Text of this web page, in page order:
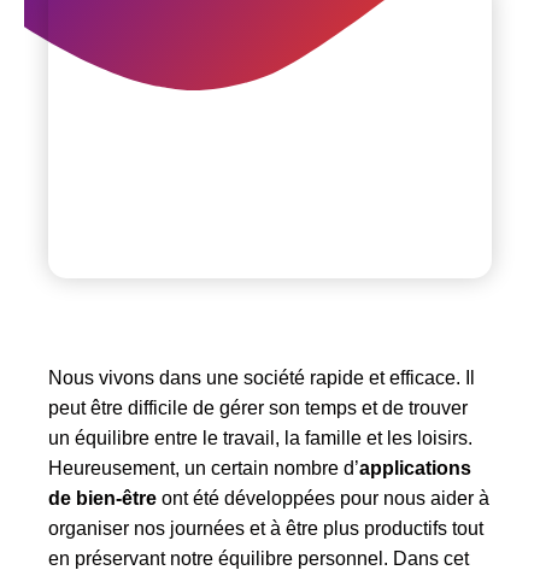
Nous vivons dans une société rapide et efficace. Il
peut être difficile de gérer son temps et de trouver
un équilibre entre le travail, la famille et les loisirs.
Heureusement, un certain nombre d’applications
de bien-être ont été développées pour nous aider à
organiser nos journées et à être plus productifs tout
en préservant notre équilibre personnel. Dans cet